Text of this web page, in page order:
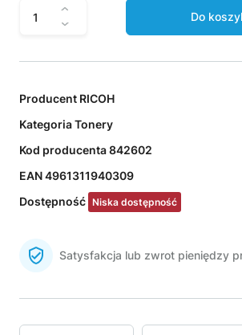
Producent RICOH
KategoriaTonery
Kod producenta842602
EAN4961311940309
Dostępność Niska dostępność
Do
Satysfakcja lub zwrot pieniędzy